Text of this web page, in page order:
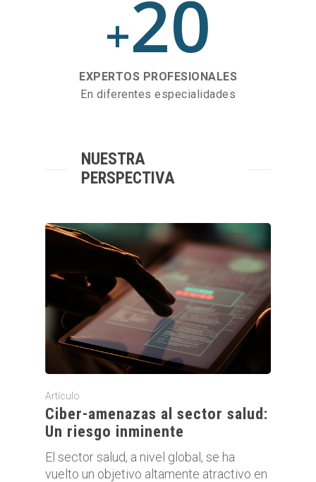
+20
EXPERTOS PROFESIONALES
En diferentes especialidades
NUESTRA
PERSPECTIVA
Artículo
Ciber-amenazas al sector salud:
Un riesgo inminente
El sector salud, a nivel global, se ha
vuelto un objetivo altamente atractivo en